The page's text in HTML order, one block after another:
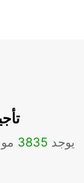
يوجد 3835